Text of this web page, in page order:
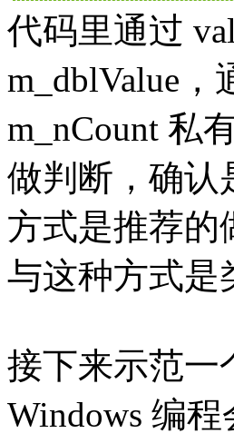
代码里通过
m_dblValue，
m_nCount 私
做判断，确认
方式是推荐的
与这种方式是
接下来示范一
Windows 编